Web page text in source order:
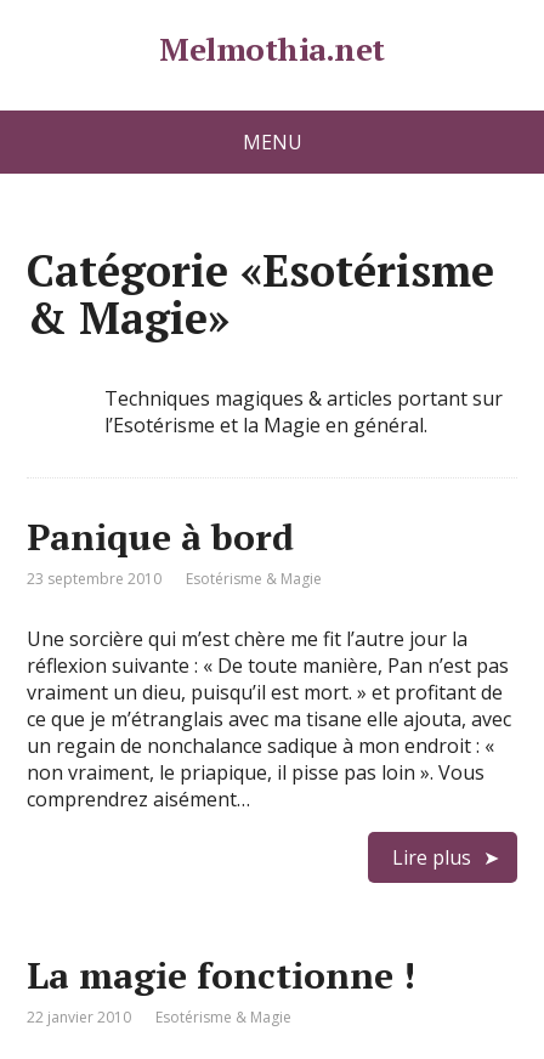
Melmothia.net
MENU
Catégorie «Esotérisme
& Magie»
Techniques magiques & articles portant sur
l’Esotérisme et la Magie en général.
Panique à bord
23 septembre 2010 Esotérisme & Magie
Une sorcière qui m’est chère me fit l’autre jour la
réflexion suivante : « De toute manière, Pan n’est pas
vraiment un dieu, puisqu’il est mort. » et profitant de
ce que je m’étranglais avec ma tisane elle ajouta, avec
un regain de nonchalance sadique à mon endroit : «
non vraiment, le priapique, il pisse pas loin ». Vous
comprendrez aisément…
Lire plus
La magie fonctionne !
22 janvier 2010 Esotérisme & Magie